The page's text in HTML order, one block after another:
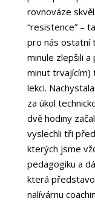
rovnováze
“resistence” –
pro nás ostatní
minule zlepšili
minut trvajícím)
lekci.
za úkol
dvě hodiny
vyslechli tři
kterých jsme
pedagogiku a
která
nalívárnu